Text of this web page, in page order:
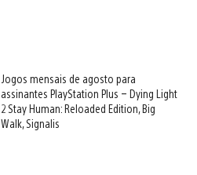
Jogos mensais de agosto para
assinantes PlayStation Plus – Dying Light
2 Stay Human: Reloaded Edition, Big
Walk, Signalis